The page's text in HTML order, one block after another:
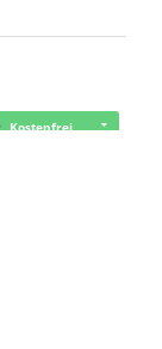
Kostenfrei